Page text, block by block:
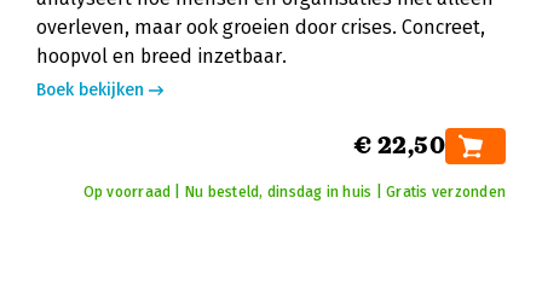
overleven, maar ook groeien door crises. Concreet,
hoopvol en breed inzetbaar.
Boek bekijken
€ 22,50
Op voorraad | Nu besteld, dinsdag in huis | Gratis verzonden